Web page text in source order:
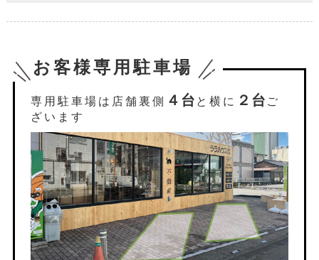
お客様専用駐車場
専用駐車場は店舗裏側 ４台 と横に ２台 ご
ざいます